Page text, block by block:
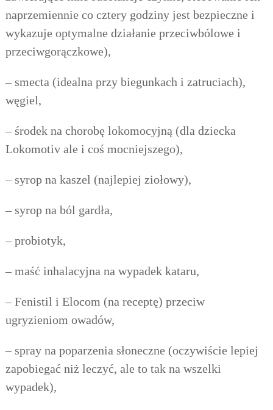
naprzemiennie co cztery godziny jest bezpieczne i
wykazuje optymalne działanie przeciwbólowe i
przeciwgorączkowe),
– smecta (idealna przy biegunkach i zatruciach),
węgiel,
– środek na chorobę lokomocyjną (dla dziecka
Lokomotiv ale i coś mocniejszego),
– syrop na kaszel (najlepiej ziołowy),
– syrop na ból gardła,
– probiotyk,
– maść inhalacyjna na wypadek kataru,
– Fenistil i Elocom (na receptę) przeciw
ugryzieniom owadów,
– spray na poparzenia słoneczne (oczywiście lepiej
zapobiegać niż leczyć, ale to tak na wszelki
wypadek),